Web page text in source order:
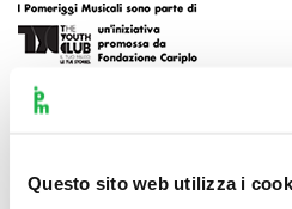
Questo sito web utilizza i